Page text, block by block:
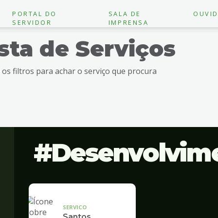
PORTAL DO
SERVIDOR
SALA DE
IMPRENSA
de Serviços
os filtros para achar o serviço que procura
SERVICO